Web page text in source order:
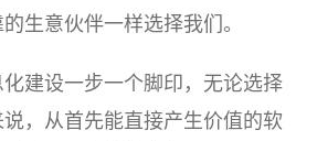
生意伙伴一样选择我们。
建设一步一个脚印，无论选择
，从首先能直接产生价值的软